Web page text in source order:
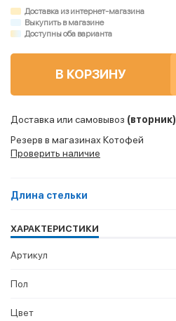
Доставка из интернет-магазина
Выкупить в магазине
Доступны оба варианта
В КОРЗИНУ
Доставка или самовывоз (вторник)
Резерв в магазинах Котофей
Проверить наличие
Длина стельки
ХАРАКТЕРИСТИКИ
Артикул
Пол
Цвет